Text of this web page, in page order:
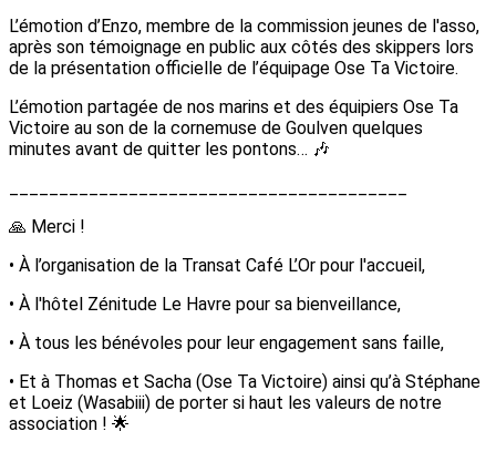
L’émotion d’Enzo, membre de la commission jeunes de l'asso,
après son témoignage en public aux côtés des skippers lors
de la présentation officielle de l’équipage Ose Ta Victoire.
L’émotion partagée de nos marins et des équipiers Ose Ta
Victoire au son de la cornemuse de Goulven quelques
minutes avant de quitter les pontons… 🎶
🙏 Merci !
• À l’organisation de la Transat Café L’Or pour l'accueil,
• À l'hôtel Zénitude Le Havre pour sa bienveillance,
• À tous les bénévoles pour leur engagement sans faille,
• Et à Thomas et Sacha (Ose Ta Victoire) ainsi qu’à Stéphane
et Loeiz (Wasabiii) de porter si haut les valeurs de notre
association ! 🌟